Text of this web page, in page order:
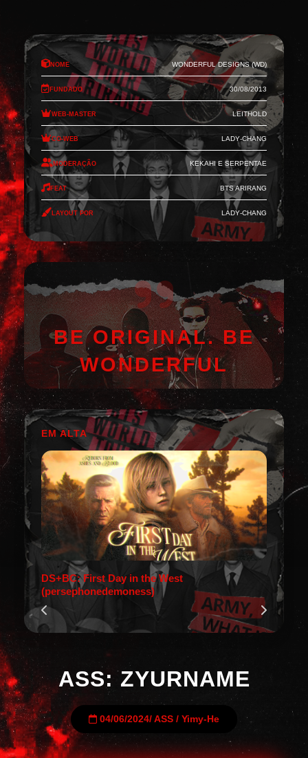
Nome Wonderful Designs (WD)
Fundado 30/08/2013
Web-Master Leithold
Co-Web Lady-Chang
Moderação Kekahi e Serpentae
Feat BTS Arirang
Layout por Lady-Chang
BE ORIGINAL. BE
WONDERFUL
EM ALTA
DS+BC: First Day in the West
(persephonedemoness)
ASS: ZYURNAME
04/06/2024/ ASS / Yimy-He